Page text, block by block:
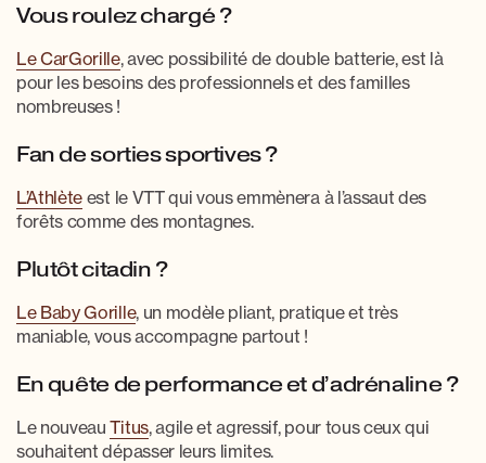
Vous roulez chargé ?
Le CarGorille, avec possibilité de double batterie, est là
pour les besoins des professionnels et des familles
nombreuses !
Fan de sorties sportives ?
L’Athlète est le VTT qui vous emmènera à l’assaut des
forêts comme des montagnes.
Plutôt citadin ?
Le Baby Gorille, un modèle pliant, pratique et très
maniable, vous accompagne partout !
En quête de performance et d’adrénaline ?
Le nouveauTitus, agile et agressif, pour tous ceux qui
souhaitent dépasser leurs limites.